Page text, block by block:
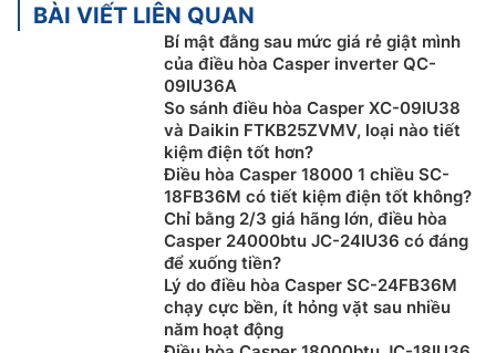
BÀI VIẾT LIÊN QUAN
Bí mật đằng sau mức giá rẻ giật mình
của điều hòa Casper inverter QC-
09IU36A
So sánh điều hòa Casper XC-09IU38
và Daikin FTKB25ZVMV, loại nào tiết
kiệm điện tốt hơn?
Điều hòa Casper 18000 1 chiều SC-
18FB36M có tiết kiệm điện tốt không?
Chỉ bằng 2/3 giá hãng lớn, điều hòa
Casper 24000btu JC-24IU36 có đáng
để xuống tiền?
Lý do điều hòa Casper SC-24FB36M
chạy cực bền, ít hỏng vặt sau nhiều
năm hoạt động